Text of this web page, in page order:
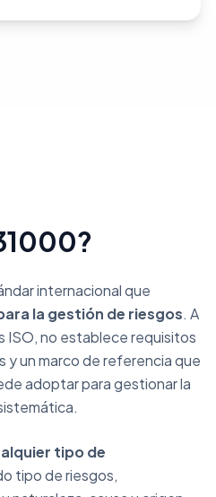
internacional que
la gestión de riesgos. A
ISO, no establece requisitos
y un marco de referencia que
adoptar para gestionar la
tipo de
tipo de riesgos,